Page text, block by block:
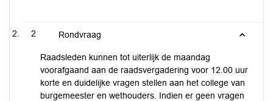
2 Rondvraag
Raadsleden kunnen tot uiterlijk de maandag
voorafgaand aan de raadsvergadering voor 12.00 uur
korte en duidelijke vragen stellen aan het college van
burgemeester en wethouders. Indien er geen vragen